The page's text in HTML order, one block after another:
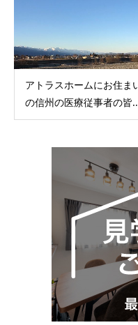
アトラスホームにお住ま
の信州の医療従事者の皆